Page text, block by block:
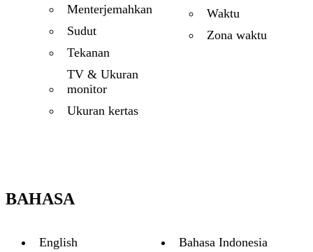
Menterjemahkan
Sudut
Tekanan
TV & Ukuran
monitor
Ukuran kertas
Waktu
Zona waktu
BAHASA
English
Bahasa Indonesia